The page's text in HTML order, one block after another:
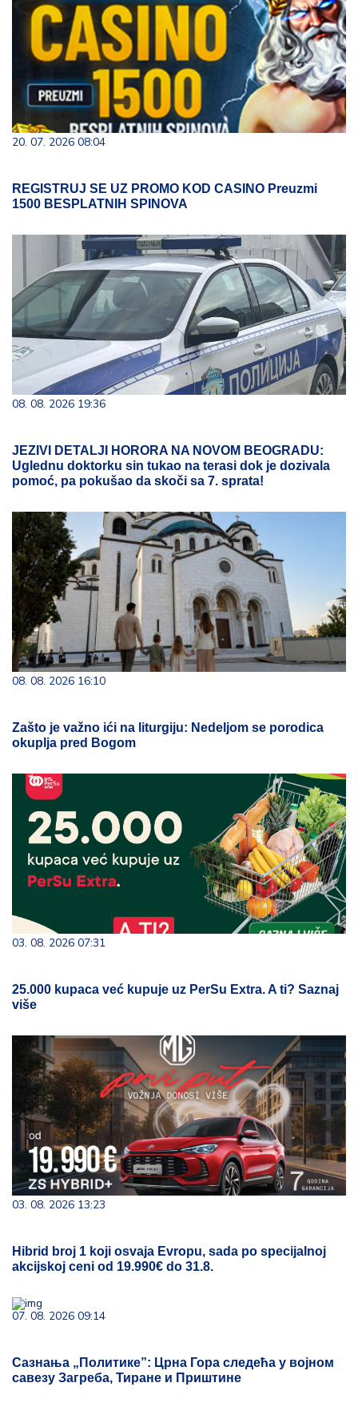
20. 07. 2026 08:04
REGISTRUJ SE UZ PROMO KOD CASINO Preuzmi
1500 BESPLATNIH SPINOVA
08. 08. 2026 19:36
JEZIVI DETALJI HORORA NA NOVOM BEOGRADU:
Uglednu doktorku sin tukao na terasi dok je dozivala
pomoć, pa pokušao da skoči sa 7. sprata!
08. 08. 2026 16:10
Zašto je važno ići na liturgiju: Nedeljom se porodica
okuplja pred Bogom
03. 08. 2026 07:31
25.000 kupaca već kupuje uz PerSu Extra. A ti? Saznaj
više
03. 08. 2026 13:23
Hibrid broj 1 koji osvaja Evropu, sada po specijalnoj
akcijskoj ceni od 19.990€ do 31.8.
07. 08. 2026 09:14
Сазнања „Политике”: Црна Гора следећа у војном
савезу Загреба, Тиране и Приштине